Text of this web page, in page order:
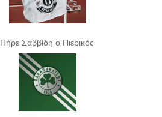
Πήρε Σαββίδη ο Πιερικός